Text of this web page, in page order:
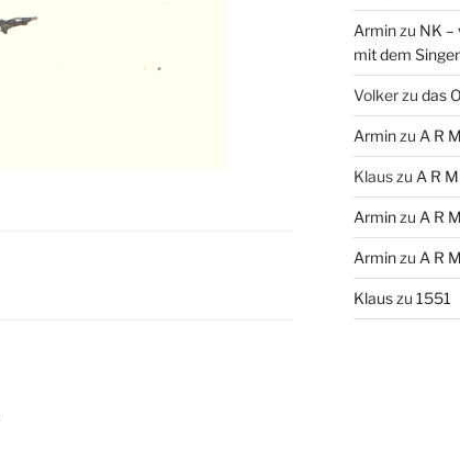
Arminzu NK –
mit dem
Volkerzu das
Arminzu A R
Klauszu A R
Arminzu A R
Arminzu A R
Klauszu 1551